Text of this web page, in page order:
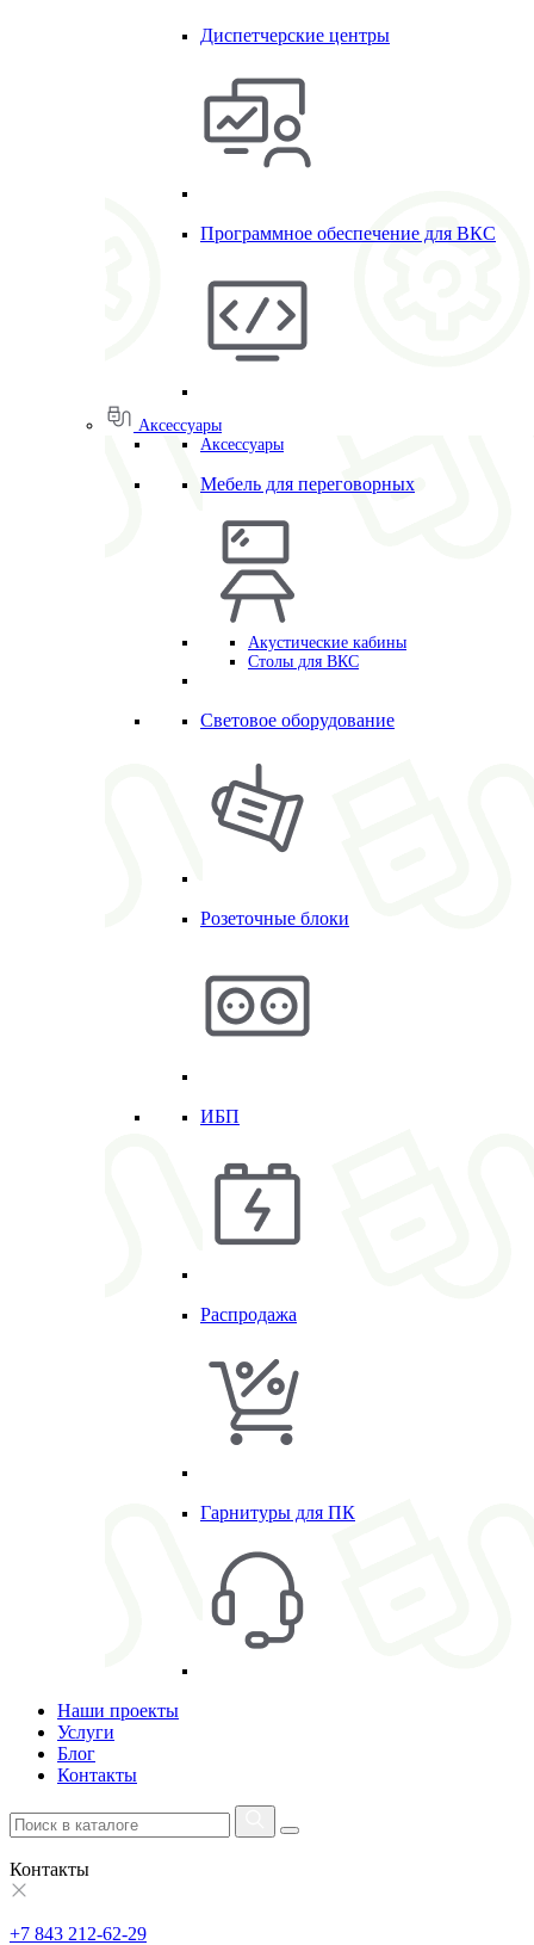
Диспетчерские центры
Программное обеспечение для ВКС
Аксессуары
Аксессуары
Мебель для переговорных
Акустические кабины
Столы для ВКС
Световое оборудование
Розеточные блоки
ИБП
Распродажа
Гарнитуры для ПК
Наши проекты
Услуги
Блог
Контакты
Контакты
+7 843 212-62-29